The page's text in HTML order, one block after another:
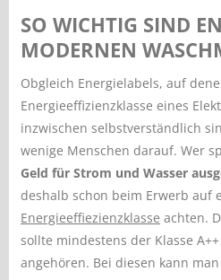
SO WICHTIG SIND
MODERNEN
Obgleich Energielabels, auf
Energieeffizienzklasse eines
inzwischen selbstverständlich
wenige Menschen darauf. Wer
Geld für Strom und Wasser
deshalb schon beim Erwerb auf
Energieeffiezienzklasse achten.
sollte mindestens der Klasse
angehören. Bei diesen kann